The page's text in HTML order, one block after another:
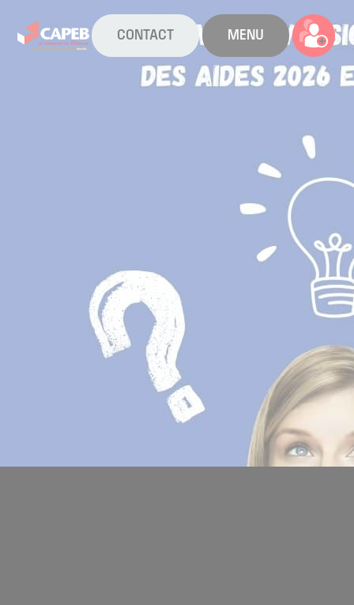
CONTACT MENU
La CAPEB
Boutique
Contact
Location de salles
Trouver un artisan
Espace adhérent